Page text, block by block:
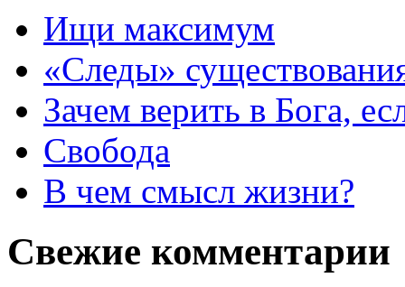
Ищи максимум
«Следы»
Зачем верить в Бога,
Свобода
В чем смысл жизни?
Свежие комментарии